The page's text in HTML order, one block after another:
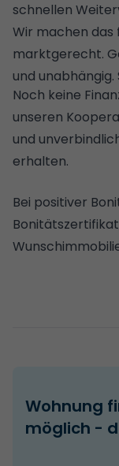
schnellen
Wir machen das
marktgerecht.
und unabhängig.
Noch keine
unseren
und
erhalten.
Bei positiver
Wohnung
möglich -